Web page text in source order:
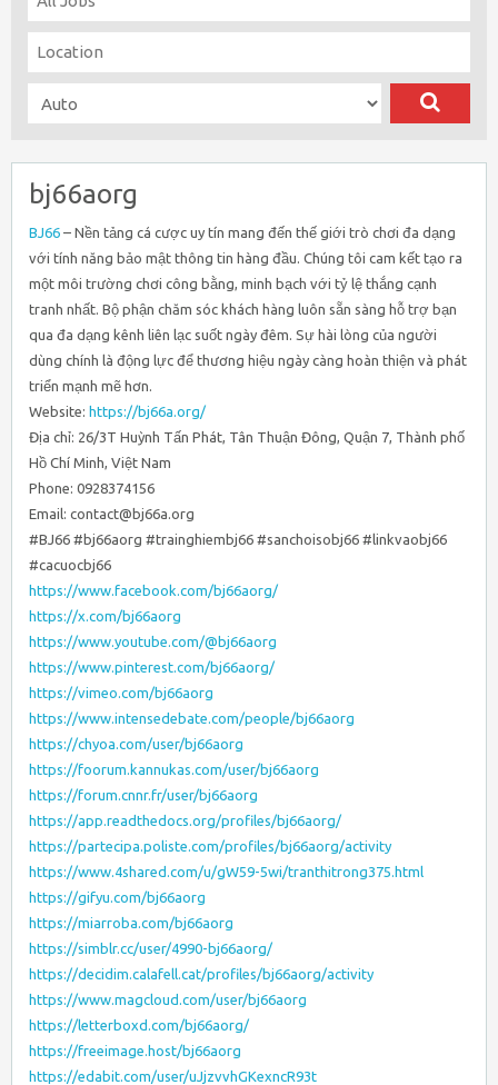
bj66aorg
BJ66 – Nền tảng cá cược uy tín mang đến thế giới trò chơi đa dạng
với tính năng bảo mật thông tin hàng đầu. Chúng tôi cam kết tạo ra
một môi trường chơi công bằng, minh bạch với tỷ lệ thắng cạnh
tranh nhất. Bộ phận chăm sóc khách hàng luôn sẵn sàng hỗ trợ bạn
qua đa dạng kênh liên lạc suốt ngày đêm. Sự hài lòng của người
dùng chính là động lực để thương hiệu ngày càng hoàn thiện và phát
triển mạnh mẽ hơn.
Website: https://bj66a.org/
Địa chỉ: 26/3T Huỳnh Tấn Phát, Tân Thuận Đông, Quận 7, Thành phố
Hồ Chí Minh, Việt Nam
Phone: 0928374156
Email: contact@bj66a.org
#BJ66 #bj66aorg #trainghiembj66 #sanchoisobj66 #linkvaobj66
#cacuocbj66
https://www.facebook.com/bj66aorg/
https://x.com/bj66aorg
https://www.youtube.com/@bj66aorg
https://www.pinterest.com/bj66aorg/
https://vimeo.com/bj66aorg
https://www.intensedebate.com/people/bj66aorg
https://chyoa.com/user/bj66aorg
https://foorum.kannukas.com/user/bj66aorg
https://forum.cnnr.fr/user/bj66aorg
https://app.readthedocs.org/profiles/bj66aorg/
https://partecipa.poliste.com/profiles/bj66aorg/activity
https://www.4shared.com/u/gW59-5wi/tranthitrong375.html
https://gifyu.com/bj66aorg
https://miarroba.com/bj66aorg
https://simblr.cc/user/4990-bj66aorg/
https://decidim.calafell.cat/profiles/bj66aorg/activity
https://www.magcloud.com/user/bj66aorg
https://letterboxd.com/bj66aorg/
https://freeimage.host/bj66aorg
https://edabit.com/user/uJjzvvhGKexncR93t